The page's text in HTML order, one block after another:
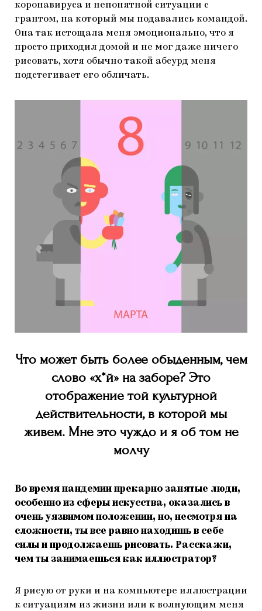
коронавируса и непонятной ситуации с
грантом, на который мы подавались командой.
Она так истощала меня эмоционально, что я
просто приходил домой и не мог даже ничего
рисовать, хотя обычно такой абсурд меня
подстегивает его обличать.
Что может быть более обыденным, чем
слово «х*й» на заборе? Это
отображение той культурной
действительности, в которой мы
живем. Мне это чуждо и я об том не
молчу
Во время пандемии прекарно занятые люди,
особенно из сферы искусства, оказались в
очень уязвимом положении, но, несмотря на
сложности, ты все равно находишь в себе
силы и продолжаешь рисовать. Расскажи,
чем ты занимаешься как иллюстратор?
Я рисую от руки и на компьютере иллюстрации
к ситуациям из жизни или к волнующим меня